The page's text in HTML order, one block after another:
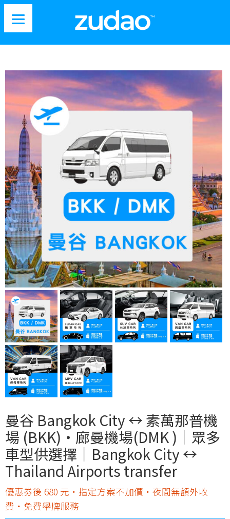
曼谷 Bangkok City ↔︎ 素萬那普機
場 (BKK)・廊曼機場(DMK )｜眾多
車型供選擇｜Bangkok City ↔︎
Thailand Airports transfer
優惠劵後 680 元・指定方案不加價・夜間無額外收
費・免費舉牌服務